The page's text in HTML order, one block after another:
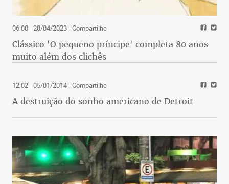
06:00 - 28/04/2023- Compartilhe
Clássico 'O pequeno príncipe' completa 80 anos
muito além dos clichês
12:02 - 05/01/2014- Compartilhe
A destruição do sonho americano de Detroit